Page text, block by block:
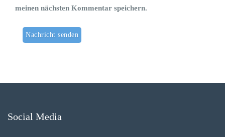
meinen nächsten Kommentar speichern.
Social Media